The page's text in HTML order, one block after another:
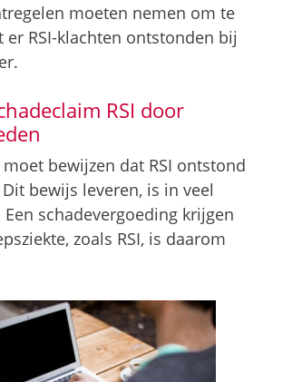
moeten nemen om te
RSI-klachten ontstonden bij
RSI door
bewijzen dat RSI ontstond
bewijs leveren, is in veel
schadevergoeding krijgen
zoals RSI, is daarom